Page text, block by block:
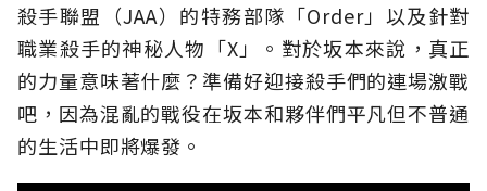
殺手聯盟（JAA）的特務部隊「Order」以及針對
職業殺手的神秘人物「X」。對於坂本來說，真正
的力量意味著什麼？準備好迎接殺手們的連場激戰
吧，因為混亂的戰役在坂本和夥伴們平凡但不普通
的生活中即將爆發。